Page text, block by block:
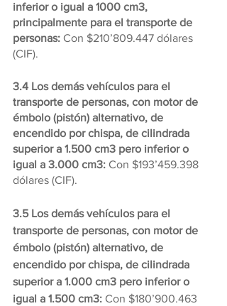
inferior o igual a 1000 cm3,
principalmente para el transporte de
personas: Con $210’809.447 dólares
(CIF).
3.4 Los demás vehículos para el
transporte de personas, con motor de
émbolo (pistón) alternativo, de
encendido por chispa, de cilindrada
superior a 1.500 cm3 pero inferior o
igual a 3.000 cm3: Con $193’459.398
dólares (CIF).
3.5 Los demás vehículos para el
transporte de personas, con motor de
émbolo (pistón) alternativo, de
encendido por chispa, de cilindrada
superior a 1.000 cm3 pero inferior o
igual a 1.500 cm3: Con $180’900.463